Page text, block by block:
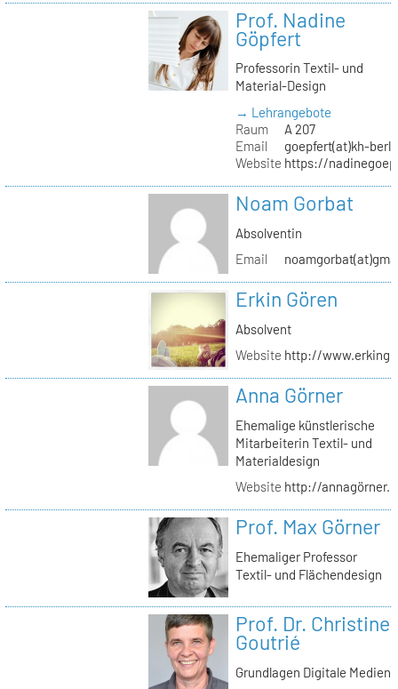
Prof. Nadine
Göpfert
Professorin Textil- und
Material-Design
→ Lehrangebote
Raum
A 207
Email
goepfert(at)kh-
Website https://
Noam Gorbat
Absolventin
Email
Erkin Gören
Absolvent
Website http://
Anna Görner
Ehemalige künstlerische
Mitarbeiterin Textil- und
Materialdesign
Website http://
Prof. Max Görner
Ehemaliger Professor
Textil- und Flächendesign
Prof. Dr. Christine
Goutrié
Grundlagen Digitale Medien